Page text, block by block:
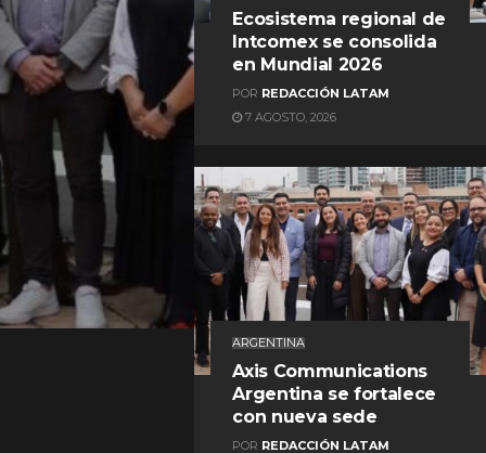
Ecosistema regional de
Intcomex se consolida
en Mundial 2026
POR REDACCIÓN LATAM
7 AGOSTO, 2026
ARGENTINA
Axis Communications
Argentina se fortalece
con nueva sede
POR REDACCIÓN LATAM